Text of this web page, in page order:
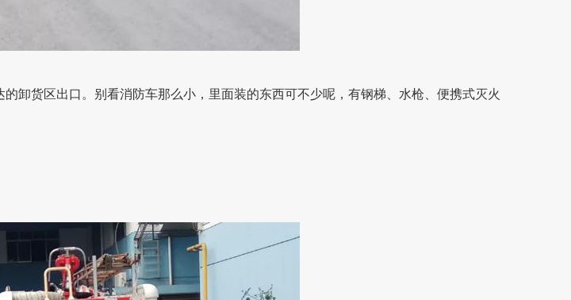
卸货区出口。别看消防车那么小，里面装的东西可不少呢，有钢梯、水枪、便携式灭火